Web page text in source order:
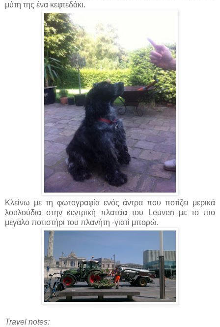
μύτη της ένα κεφτεδάκι.
Κλείνω με τη φωτογραφία ενός άντρα που ποτίζει μερικά
λουλούδια στην κεντρική πλατεία του Leuven με το πιο
μεγάλο ποτιστήρι του πλανήτη -γιατί μπορώ.
Travel notes: